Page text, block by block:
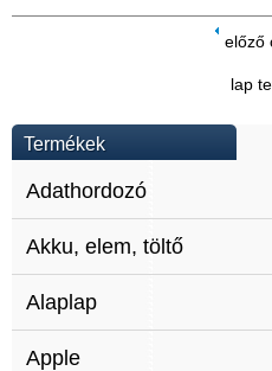
Termékek
Adathordozó
Akku, elem, töltő
Alaplap
Apple
előző
lap